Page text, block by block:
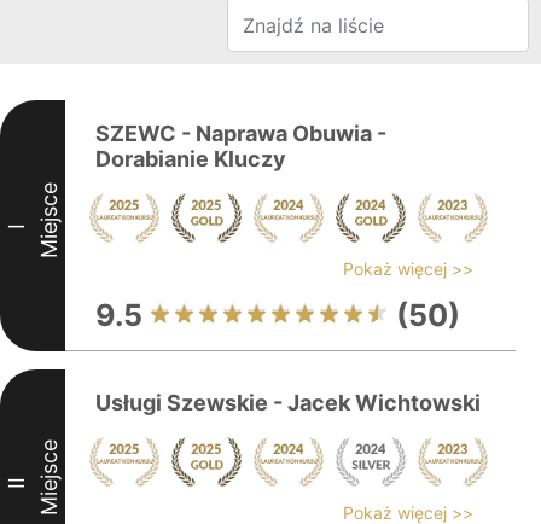
I Miejsce
SZEWC - Naprawa Obuwia -
Dorabianie Kluczy
Pokaż więcej >>
9.5 (50)
II Miejsce
Usługi Szewskie - Jacek Wichtowski
Pokaż więcej >>